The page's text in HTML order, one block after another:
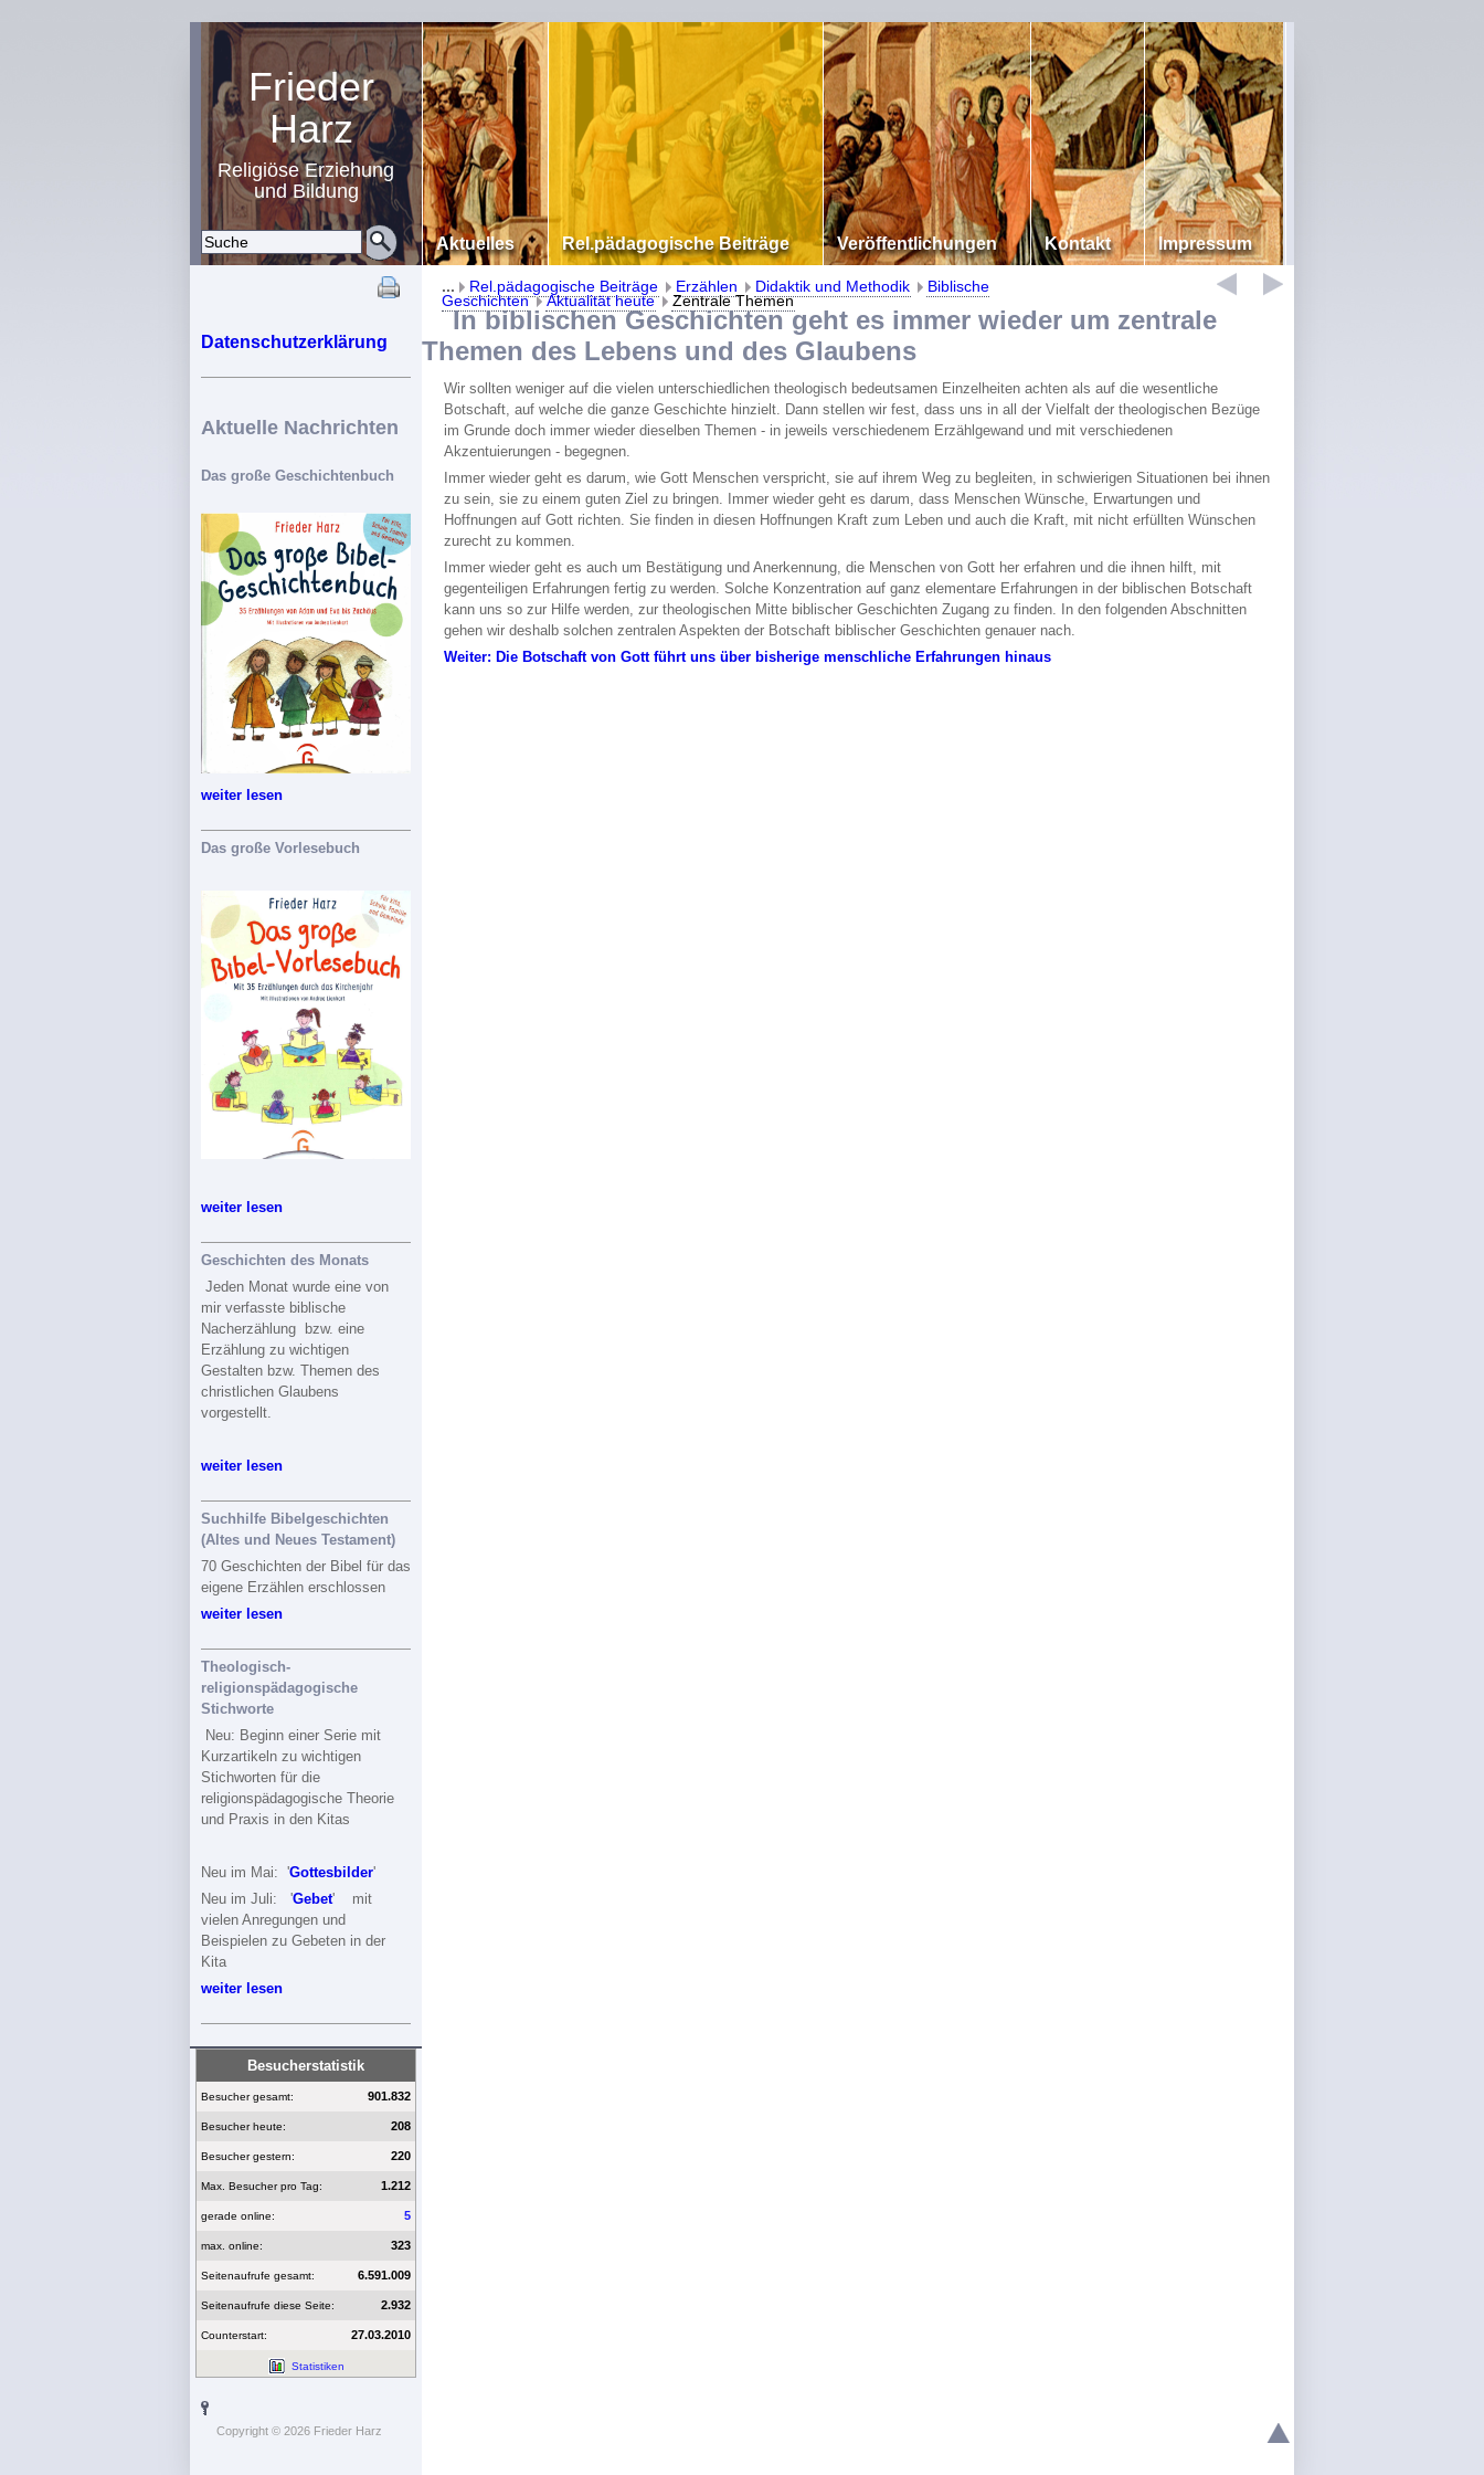
Frieder
Harz
Religiöse Erziehung
und Bildung
Aktuelles Rel.pädagogische Beiträge Veröffentlichungen Kontakt Impressum
Datenschutzerklärung
Aktuelle Nachrichten
Das große Geschichtenbuch
weiter lesen
Das große Vorlesebuch
weiter lesen
Geschichten des Monats
Jeden Monat wurde eine von
mir verfasste biblische
Nacherzählung bzw. eine
Erzählung zu wichtigen
Gestalten bzw. Themen des
christlichen Glaubens
vorgestellt.
weiter lesen
Suchhilfe Bibelgeschichten
(Altes und Neues Testament)
70 Geschichten der Bibel für das
eigene Erzählen erschlossen
weiter lesen
Theologisch-
religionspädagogische
Stichworte
Neu: Beginn einer Serie mit
Kurzartikeln zu wichtigen
Stichworten für die
religionspädagogische Theorie
und Praxis in den Kitas
Neu im Mai: 'Gottesbilder'
Neu im Juli: 'Gebet' mit
vielen Anregungen und
Beispielen zu Gebeten in der
Kita
weiter lesen
Besucherstatistik
Besucher gesamt: 901.832
Besucher heute: 208
Besucher gestern: 220
Max. Besucher pro Tag: 1.212
gerade online: 5
max. online: 323
Seitenaufrufe gesamt: 6.591.009
Seitenaufrufe diese Seite: 2.932
Counterstart: 27.03.2010
Statistiken
... Rel.pädagogische Beiträge Erzählen Didaktik und Methodik
Biblische
Geschichten
Aktualität heute Zentrale Themen
In biblischen Geschichten geht es immer wieder um zentrale
Themen des Lebens und des Glaubens
Wir sollten weniger auf die vielen unterschiedlichen theologisch bedeutsamen Einzelheiten achten als auf die wesentliche
Botschaft, auf welche die ganze Geschichte hinzielt. Dann stellen wir fest, dass uns in all der Vielfalt der theologischen Bezüge
im Grunde doch immer wieder dieselben Themen - in jeweils verschiedenem Erzählgewand und mit verschiedenen
Akzentuierungen - begegnen.
Immer wieder geht es darum, wie Gott Menschen verspricht, sie auf ihrem Weg zu begleiten, in schwierigen Situationen bei ihnen
zu sein, sie zu einem guten Ziel zu bringen. Immer wieder geht es darum, dass Menschen Wünsche, Erwartungen und
Hoffnungen auf Gott richten. Sie finden in diesen Hoffnungen Kraft zum Leben und auch die Kraft, mit nicht erfüllten Wünschen
zurecht zu kommen.
Immer wieder geht es auch um Bestätigung und Anerkennung, die Menschen von Gott her erfahren und die ihnen hilft, mit
gegenteiligen Erfahrungen fertig zu werden. Solche Konzentration auf ganz elementare Erfahrungen in der biblischen Botschaft
kann uns so zur Hilfe werden, zur theologischen Mitte biblischer Geschichten Zugang zu finden. In den folgenden Abschnitten
gehen wir deshalb solchen zentralen Aspekten der Botschaft biblischer Geschichten genauer nach.
Weiter: Die Botschaft von Gott führt uns über bisherige menschliche Erfahrungen hinaus
Copyright © 2026 Frieder Harz